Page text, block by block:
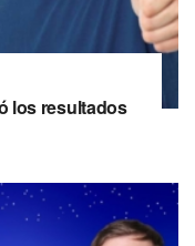
los resultados